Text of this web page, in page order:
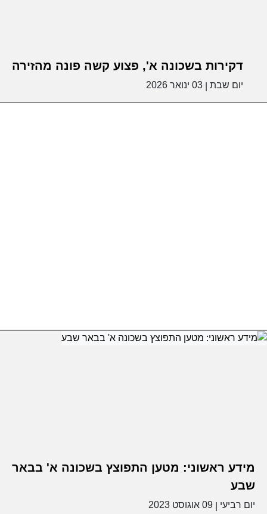
דקירות בשכונה א', פצוע קשה פונה מהזירה
יום שבת 03 ינואר 2026
מידע ראשוני: מטען התפוצץ בשכונה א' בבאר
שבע
יום רביעי 09 אוגוסט 2023